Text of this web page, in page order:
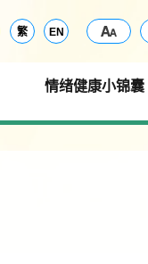
繁 EN
情绪健康小锦囊